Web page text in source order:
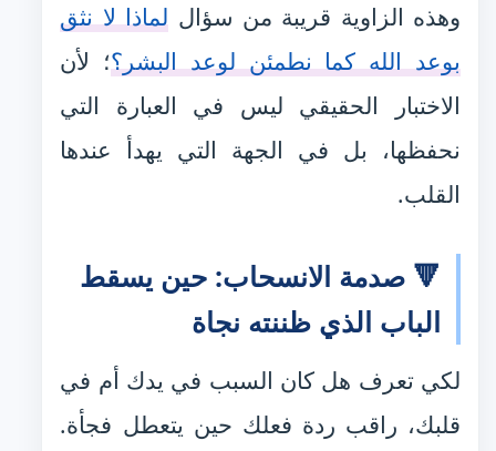
وهذه الزاوية قريبة من سؤال لماذا لا نثق
بوعد الله كما نطمئن لوعد البشر؟؛ لأن
الاختبار الحقيقي ليس في العبارة التي
نحفظها، بل في الجهة التي يهدأ عندها
القلب.
🔻 صدمة الانسحاب: حين يسقط
الباب الذي ظننته نجاة
لكي تعرف هل كان السبب في يدك أم في
قلبك، راقب ردة فعلك حين يتعطل فجأة.